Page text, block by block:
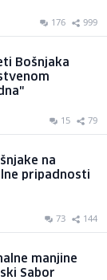
176 999
Bošnjaka
15 79
na
pripadnosti
73 144
manjine
Sabor